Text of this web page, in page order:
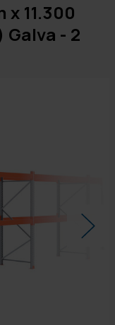
11.300
Galva - 2